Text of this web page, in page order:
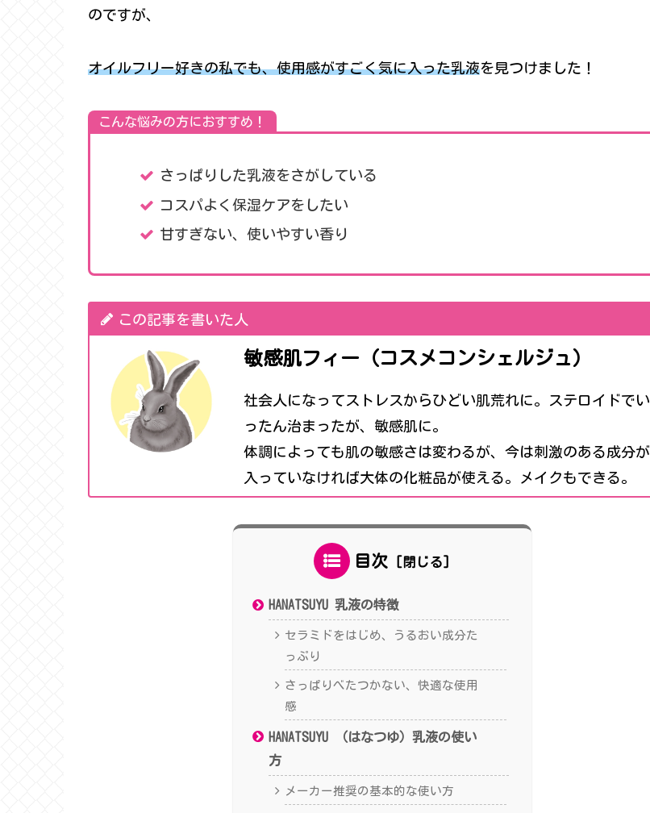
のですが、
オイルフリー好きの私でも、使用感がすごく気に入った乳液を見つけました！
こんな悩みの方におすすめ！
さっぱりした乳液をさがしている
コスパよく保湿ケアをしたい
甘すぎない、使いやすい香り
この記事を書いた人
敏感肌フィー（コスメコンシェルジュ）
社会人になってストレスからひどい肌荒れに。ステロイドでい
ったん治まったが、敏感肌に。
体調によっても肌の敏感さは変わるが、今は刺激のある成分が
入っていなければ大体の化粧品が使える。メイクもできる。
目次
HANATSUYU 乳液の特徴
セラミドをはじめ、うるおい成分た
っぷり
さっぱりべたつかない、快適な使用
感
HANATSUYU （はなつゆ）乳液の使い
方
メーカー推奨の基本的な使い方